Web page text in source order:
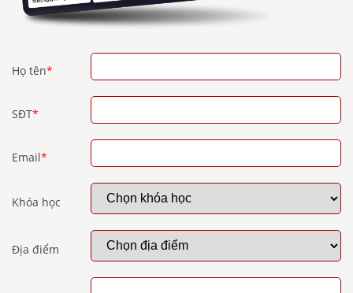
Họ tên*
SĐT*
Email*
Khóa học
Địa điểm